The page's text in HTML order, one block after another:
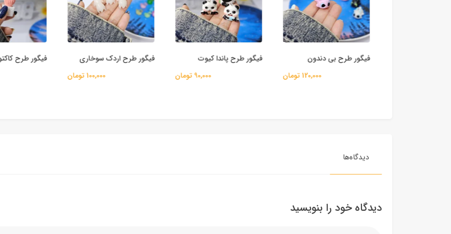
فیگور طرح بی دندون
120,000 تومان
فیگور طرح پاندا کیوت
90,000 تومان
فیگور طرح اردک سوخاری
100,000 تومان
فیگور طرح
دیدگاه‌ها
دیدگاه خود را بنویسید